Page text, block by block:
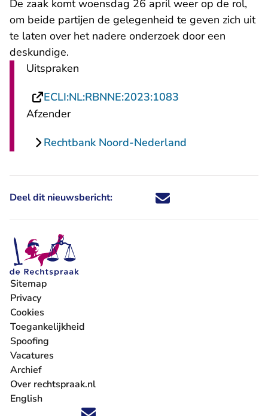
De zaak komt woensdag 26 april weer op de rol,
om beide partijen de gelegenheid te geven zich uit
te laten over het nadere onderzoek door een
deskundige.
Uitspraken
ECLI:NL:RBNNE:2023:1083
Afzender
Rechtbank Noord-Nederland
Deel dit nieuwsbericht: Deel dit nieuwsbericht via X -
Deel dit nieuwsbericht via
Deel dit nieuwsbericht
Deel dit
Volg ons op X (Twitter) - U verlaat Rechtspraak.nl
Volg ons op Facebook - U verlaat Rechtspraak.nl
Volg ons op Instagram - U verlaat Rechtspraak.nl
Volg ons op Youtube - U verlaat Rechtspraak.nl
Volg ons op LinkedIn - U verlaat
'Blijf op de hoogte' nieuwsbrief - U verlaat
Sitemap
Privacy
Cookies
Toegankelijkheid
Spoofing
Vacatures
- U verlaat Rechtspraak.nl
Archief
Over rechtspraak.nl
English